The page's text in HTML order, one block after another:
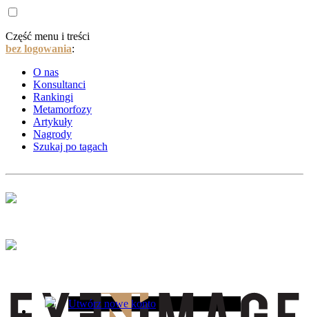
Część menu i treści
bez logowania:
O nas
Konsultanci
Rankingi
Metamorfozy
Artykuły
Nagrody
Szukaj po tagach
Utwórz nowe konto